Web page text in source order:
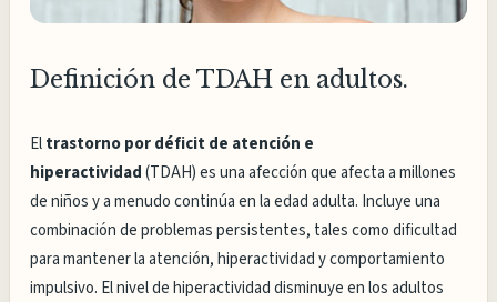
Definición de TDAH en adultos.
Eltrastorno por déficit de atención e
hiperactividad(TDAH) es una afección que afecta a millones
de niños y a menudo continúa en la edad adulta. Incluye una
combinación de problemas persistentes, tales como dificultad
para mantener la atención, hiperactividad y comportamiento
impulsivo. El nivel de hiperactividad disminuye en los adultos